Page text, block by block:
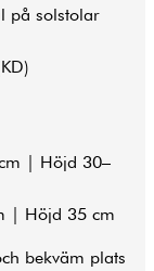
på solstolar
| Höjd 30–
| Höjd 35 cm
bekväm plats